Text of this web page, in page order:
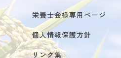
栄養士会様専用ページ
個人情報保護方針
リンク集